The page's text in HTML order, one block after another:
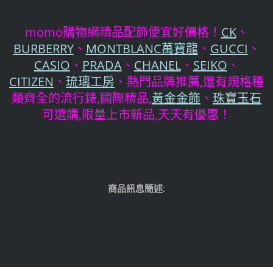
momo購物網精品配飾便宜好價格！ CK、
BURBERRY、 MONTBLANC萬寶龍、 GUCCI 、
CASIO 、 PRADA、 CHANEL、 SEIKO 、
CITIZEN 、 琉璃工房 、熱門品牌推薦,還有規格種
類齊全的流行錶,國際精品,黃金金飾 、 珠寶玉石
可選購,限量上市新品,天天有優惠！
商品訊息簡述: